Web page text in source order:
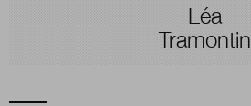
Léa
Tramontin